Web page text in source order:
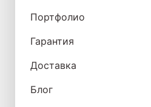
Портфолио
Гарантия
Доставка
Блог